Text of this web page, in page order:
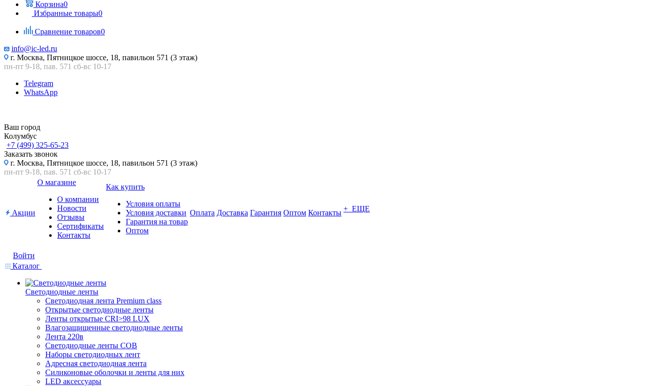
Корзина0
Избранные товары0
Сравнение товаров0
info@ic-led.ru
г. Москва, Пятницкое шоссе, 18, павильон 571 (3 этаж)
пн-пт 9-18, пав. 571 сб-вс 10-17
Telegram
WhatsApp
Ваш город
Колумбус
+7 (499) 325-65-23
Заказать звонок
г. Москва, Пятницкое шоссе, 18, павильон 571 (3 этаж)
пн-пт 9-18, пав. 571 сб-вс 10-17
Акции
О магазине
О компании
Новости
Отзывы
Сертификаты
Контакты
Как купить
Условия оплаты
Условия доставки
Гарантия на товар
Оптом
Оплата Доставка Гарантия Оптом Контакты + ЕЩЕ
Войти
Каталог
Светодиодные ленты
Светодиодная лента Premium class
Открытые светодиодные ленты
Ленты открытые CRI>98 LUX
Влагозащищенные светодиодные ленты
Лента 220в
Светодиодные ленты COB
Наборы светодиодных лент
Адресная светодиодная лента
Силиконовые оболочки и ленты для них
LED аксессуары